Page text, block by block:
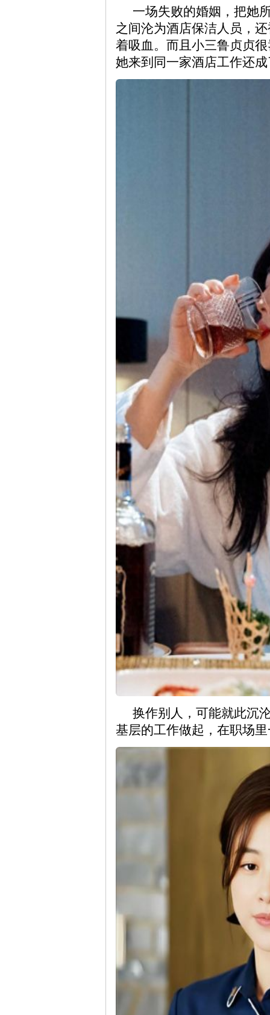
一场失败的婚姻，把她
之间沦为酒店保洁人员，
着吸血。而且小三鲁贞贞
她来到同一家酒店工作还
换作别人，可能就此沉
基层的工作做起，在职场